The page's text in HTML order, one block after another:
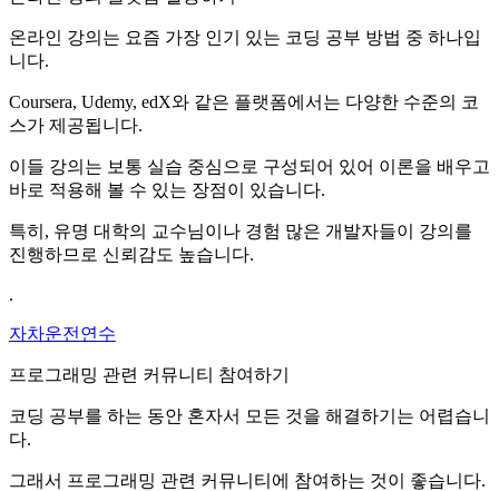
온라인 강의는 요즘 가장 인기 있는 코딩 공부 방법 중 하나입
니다.
Coursera, Udemy, edX와 같은 플랫폼에서는 다양한 수준의 코
스가 제공됩니다.
이들 강의는 보통 실습 중심으로 구성되어 있어 이론을 배우고
바로 적용해 볼 수 있는 장점이 있습니다.
특히, 유명 대학의 교수님이나 경험 많은 개발자들이 강의를
진행하므로 신뢰감도 높습니다.
.
자차운전연수
프로그래밍 관련 커뮤니티 참여하기
코딩 공부를 하는 동안 혼자서 모든 것을 해결하기는 어렵습니
다.
그래서 프로그래밍 관련 커뮤니티에 참여하는 것이 좋습니다.